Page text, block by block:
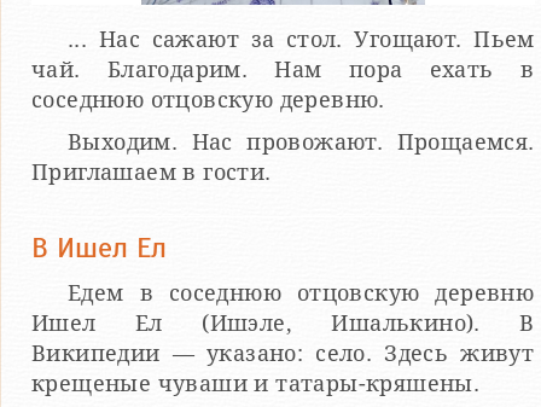
... Нас сажают за стол. Угощают. Пьем
чай. Благодарим. Нам пора ехать в
соседнюю отцовскую деревню.
Выходим. Нас провожают. Прощаемся.
Приглашаем в гости.
В Ишел Ел
Едем в соседнюю отцовскую деревню
Ишел Ел (Ишэле, Ишалькино). В
Википедии — указано: село. Здесь живут
крещеные чуваши и татары-кряшены.